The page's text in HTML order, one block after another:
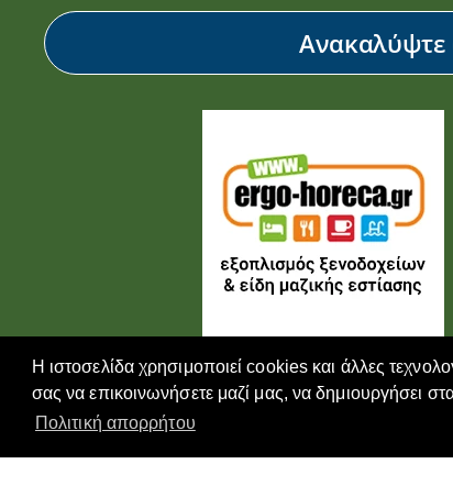
Η ιστοσελίδα χρησιμοποιεί cookies και άλλες
σας να επικοινωνήσετε μαζί μας, να δημιουργήσει
Πολιτική απορρήτου
Ανακαλύψτε
Copyright © 2026, ERGO-GROUP, All Rights Reserved